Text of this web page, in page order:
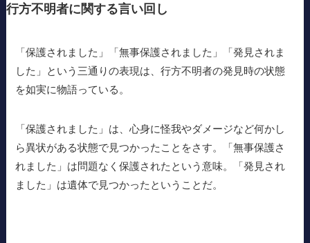
行方不明者に関する言い回し
「保護されました」「無事保護されました」「発見されま
した」という三通りの表現は、行方不明者の発見時の状態
を如実に物語っている。
「保護されました」は、心身に怪我やダメージなど何かし
ら異状がある状態で見つかったことをさす。「無事保護さ
れました」は問題なく保護されたという意味。「発見され
ました」は遺体で見つかったということだ。